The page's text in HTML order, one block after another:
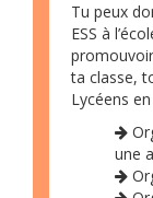
Tu peux
ESS à
ta classe,
Lycéens en
une